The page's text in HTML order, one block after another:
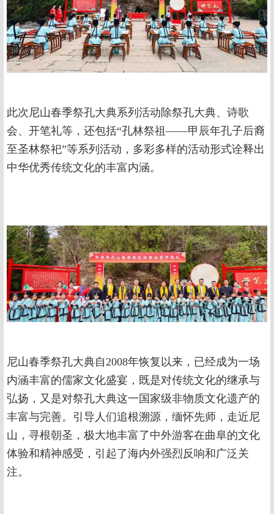
此次尼山春季祭孔大典系列活动除祭孔大典、诗歌
会、开笔礼等，还包括“孔林祭祖——甲辰年孔子后裔
至圣林祭祀”等系列活动，多彩多样的活动形式诠释出
中华优秀传统文化的丰富内涵。
尼山春季祭孔大典自2008年恢复以来，已经成为一场
内涵丰富的儒家文化盛宴，既是对传统文化的继承与
弘扬，又是对祭孔大典这一国家级非物质文化遗产的
丰富与完善。引导人们追根溯源，缅怀先师，走近尼
山，寻根朝圣，极大地丰富了中外游客在曲阜的文化
体验和精神感受，引起了海内外强烈反响和广泛关
注。